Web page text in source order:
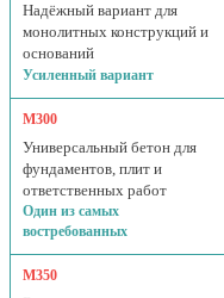
Надёжный вариант для
монолитных конструкций и
оснований
Усиленный вариант
М300
Универсальный бетон для
фундаментов, плит и
ответственных работ
Один из самых
востребованных
М350